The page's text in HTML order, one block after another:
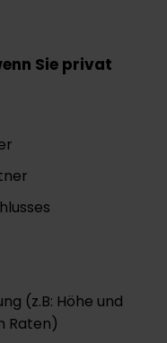
Sie privat
(z.B: Höhe und
Raten)